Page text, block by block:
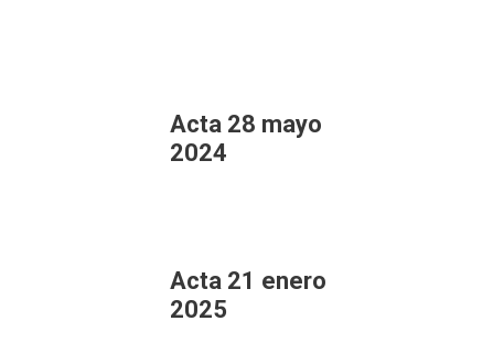
Acta 28 mayo
2024
Acta 21 enero
2025